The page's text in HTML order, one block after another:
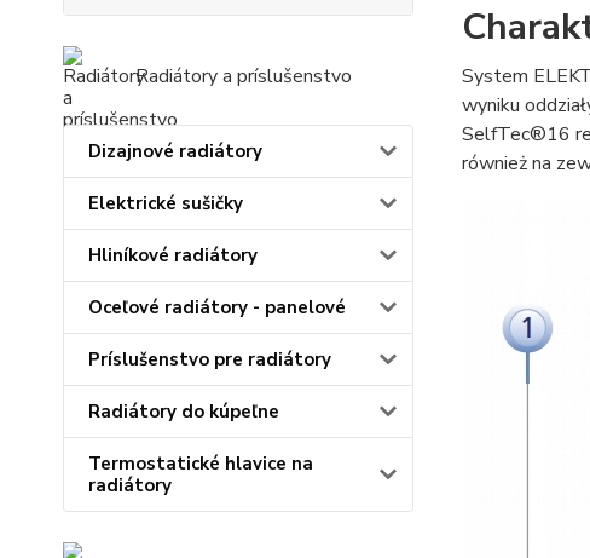
Radiátory a príslušenstvo
Dizajnové radiátory
Elektrické sušičky
Hliníkové radiátory
Oceľové radiátory - panelové
Príslušenstvo pre radiátory
Radiátory do kúpeľne
Termostatické hlavice na
radiátory
System
wyniku
SelfTec®16
również na